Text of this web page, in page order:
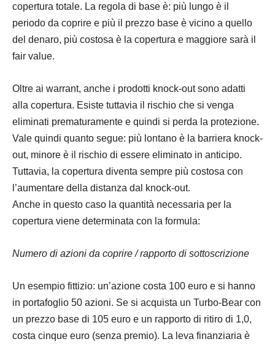
copertura totale. La regola di base è: più lungo è il
periodo da coprire e più il prezzo base è vicino a quello
del denaro, più costosa è la copertura e maggiore sarà il
fair value.
Oltre ai warrant, anche i prodotti knock-out sono adatti
alla copertura. Esiste tuttavia il rischio che si venga
eliminati prematuramente e quindi si perda la protezione.
Vale quindi quanto segue: più lontano è la barriera knock-
out, minore è il rischio di essere eliminato in anticipo.
Tuttavia, la copertura diventa sempre più costosa con
l’aumentare della distanza dal knock-out.
Anche in questo caso la quantità necessaria per la
copertura viene determinata con la formula:
Numero di azioni da coprire / rapporto di sottoscrizione
Un esempio fittizio: un’azione costa 100 euro e si hanno
in portafoglio 50 azioni. Se si acquista un Turbo-Bear con
un prezzo base di 105 euro e un rapporto di ritiro di 1,0,
costa cinque euro (senza premio). La leva finanziaria è